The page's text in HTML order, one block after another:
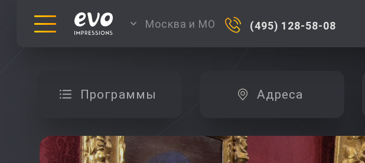
Москва и МО (495) 128-58-08
Программы Адреса